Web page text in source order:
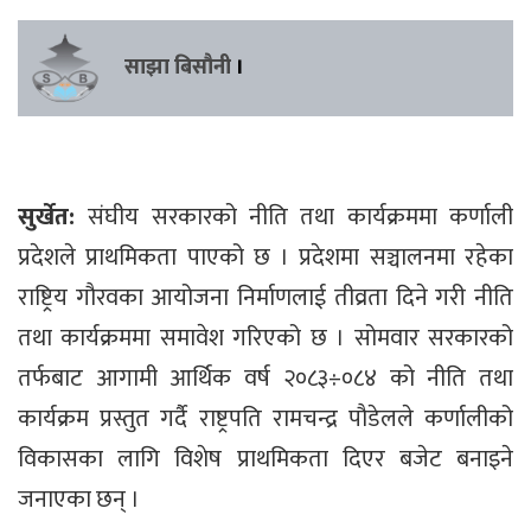
साझा बिसौनी ।
सुर्खेत:संघीय सरकारको नीति तथा कार्यक्रममा कर्णाली
प्रदेशले प्राथमिकता पाएको छ । प्रदेशमा सञ्चालनमा रहेका
राष्ट्रिय गौरवका आयोजना निर्माणलाई तीव्रता दिने गरी नीति
तथा कार्यक्रममा समावेश गरिएको छ । सोमवार सरकारको
तर्फबाट आगामी आर्थिक वर्ष २०८३÷०८४ को नीति तथा
कार्यक्रम प्रस्तुत गर्दै राष्ट्रपति रामचन्द्र पौडेलले कर्णालीको
विकासका लागि विशेष प्राथमिकता दिएर बजेट बनाइने
जनाएका छन् ।